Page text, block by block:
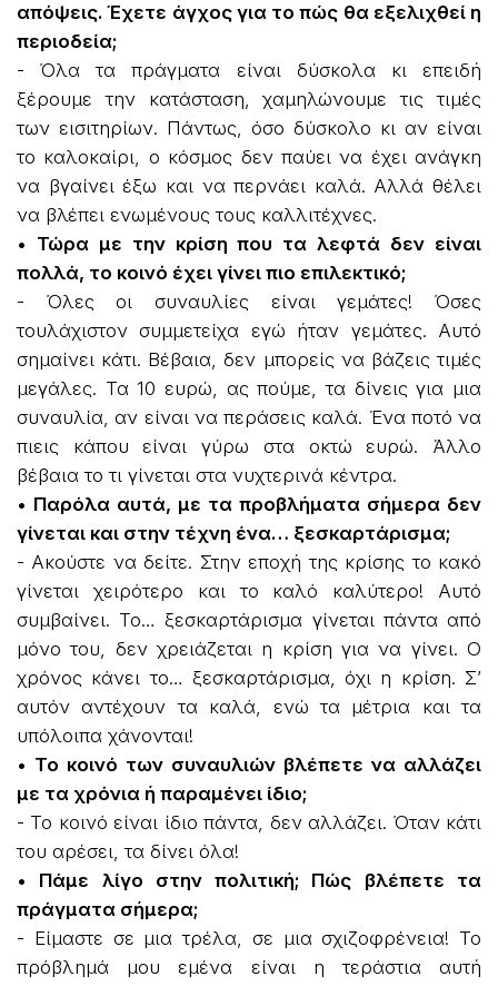
απόψεις. Έχετε άγχος για το πώς θα εξελιχθεί η
περιοδεία;
- Όλα τα πράγματα είναι δύσκολα κι επειδή
ξέρουμε την κατάσταση, χαμηλώνουμε τις τιμές
των εισιτηρίων. Πάντως, όσο δύσκολο κι αν είναι
το καλοκαίρι, ο κόσμος δεν παύει να έχει ανάγκη
να βγαίνει έξω και να περνάει καλά. Αλλά θέλει
να βλέπει ενωμένους τους καλλιτέχνες.
• Τώρα με την κρίση που τα λεφτά δεν είναι
πολλά, το κοινό έχει γίνει πιο επιλεκτικό;
- Όλες οι συναυλίες είναι γεμάτες! Όσες
τουλάχιστον συμμετείχα εγώ ήταν γεμάτες. Αυτό
σημαίνει κάτι. Βέβαια, δεν μπορείς να βάζεις τιμές
μεγάλες. Τα 10 ευρώ, ας πούμε, τα δίνεις για μια
συναυλία, αν είναι να περάσεις καλά. Ένα ποτό να
πιεις κάπου είναι γύρω στα οκτώ ευρώ. Άλλο
βέβαια το τι γίνεται στα νυχτερινά κέντρα.
• Παρόλα αυτά, με τα προβλήματα σήμερα δεν
γίνεται και στην τέχνη ένα… ξεσκαρτάρισμα;
- Ακούστε να δείτε. Στην εποχή της κρίσης το κακό
γίνεται χειρότερο και το καλό καλύτερο! Αυτό
συμβαίνει. Το… ξεσκαρτάρισμα γίνεται πάντα από
μόνο του, δεν χρειάζεται η κρίση για να γίνει. Ο
χρόνος κάνει το… ξεσκαρτάρισμα, όχι η κρίση. Σ’
αυτόν αντέχουν τα καλά, ενώ τα μέτρια και τα
υπόλοιπα χάνονται!
• Το κοινό των συναυλιών βλέπετε να αλλάζει
με τα χρόνια ή παραμένει ίδιο;
- Το κοινό είναι ίδιο πάντα, δεν αλλάζει. Όταν κάτι
του αρέσει, τα δίνει όλα!
• Πάμε λίγο στην πολιτική; Πώς βλέπετε τα
πράγματα σήμερα;
- Είμαστε σε μια τρέλα, σε μια σχιζοφρένεια! Το
πρόβλημά μου εμένα είναι η τεράστια αυτή